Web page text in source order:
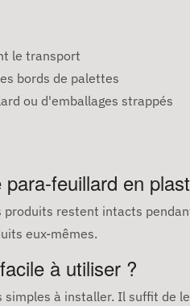
le transport
bords de palettes
ou d'emballages strappés
feuillard en
restent intacts
eux-mêmes.
à utiliser ?
à installer. Il suffit de